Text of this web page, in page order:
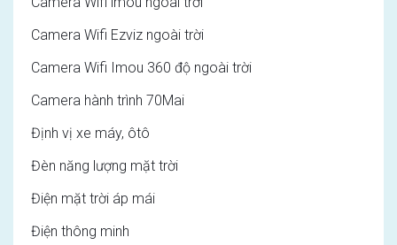
Camera Wifi Ezviz ngoài trời
Camera Wifi Imou 360 độ ngoài trời
Camera hành trình 70Mai
Định vị xe máy, ôtô
Đèn năng lượng mặt trời
Điện mặt trời áp mái
Điện thông minh